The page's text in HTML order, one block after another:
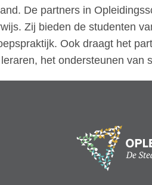
De partners in
Zij bieden de studenten
Ook draagt het
het ondersteunen van